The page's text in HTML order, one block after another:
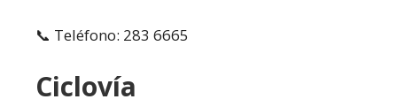
📞 Teléfono: 283 6665
Ciclovía